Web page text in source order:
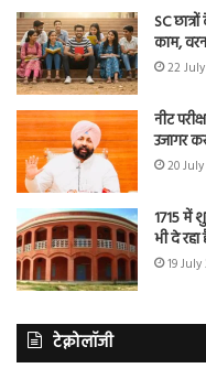
SC
काम,
22
नीट
उजागर
20
1715 में
भी दे रहा
19
टेक्नोलॉजी